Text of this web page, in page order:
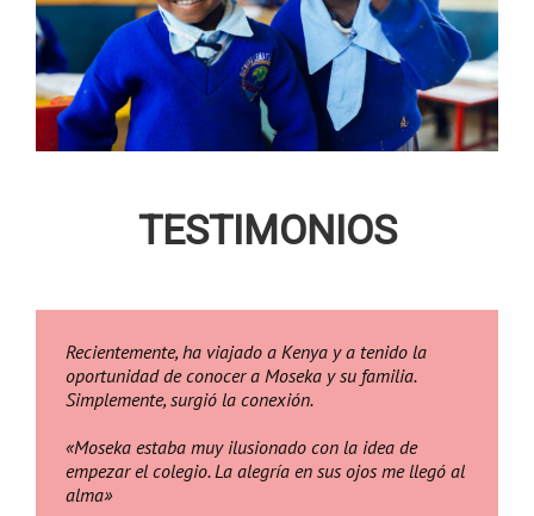
TESTIMONIOS
Recientemente, ha viajado a Kenya y a tenido la
oportunidad de conocer a Moseka y su familia.
Simplemente, surgió la conexión.
«Moseka estaba muy ilusionado con la idea de
empezar el colegio. La alegría en sus ojos me llegó al
alma»